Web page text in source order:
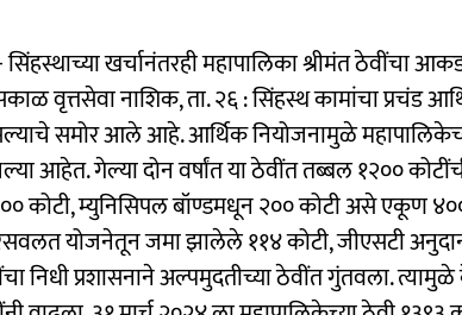
खर्चानंतरही महापालिका श्रीमंत ठेवींचा
वृत्तसेवा नाशिक, ता. २६ : सिंहस्थ कामांचा प्रचंड
समोर आले आहे. आर्थिक नियोजनामुळे
आहेत. गेल्या दोन वर्षांत या ठेवींत तब्बल १२००
कोटी, म्युनिसिपल बॉण्डमधून २०० कोटी असे एकूण
योजनेतून जमा झालेले ११४ कोटी, जीएसटी
निधी प्रशासनाने अल्पमुदतीच्या ठेवींत गुंतवला.